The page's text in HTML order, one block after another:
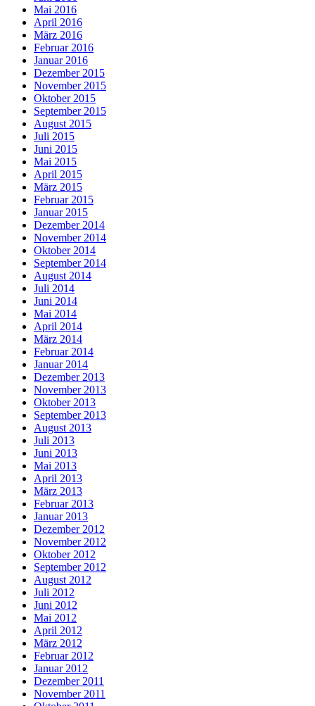
Mai 2016
April 2016
März 2016
Februar 2016
Januar 2016
Dezember 2015
November 2015
Oktober 2015
September 2015
August 2015
Juli 2015
Juni 2015
Mai 2015
April 2015
März 2015
Februar 2015
Januar 2015
Dezember 2014
November 2014
Oktober 2014
September 2014
August 2014
Juli 2014
Juni 2014
Mai 2014
April 2014
März 2014
Februar 2014
Januar 2014
Dezember 2013
November 2013
Oktober 2013
September 2013
August 2013
Juli 2013
Juni 2013
Mai 2013
April 2013
März 2013
Februar 2013
Januar 2013
Dezember 2012
November 2012
Oktober 2012
September 2012
August 2012
Juli 2012
Juni 2012
Mai 2012
April 2012
März 2012
Februar 2012
Januar 2012
Dezember 2011
November 2011